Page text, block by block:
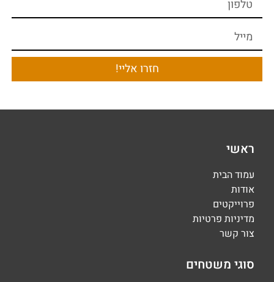
חזרו אליי!
ראשי
עמוד הבית
אודות
פרוייקטים
מדיניות פרטיות
צור קשר
סוגי משטחים